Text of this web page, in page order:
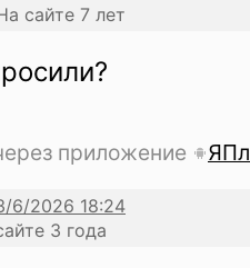
сайте 7 лет
приложение
3 года